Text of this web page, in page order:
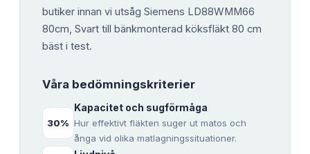
butiker innan vi utsåg Siemens LD88WMM66
80cm, Svart till bänkmonterad köksfläkt 80 cm
bäst i test.
Våra bedömningskriterier
30%
Kapacitet och sugförmåga
Hur effektivt fläkten suger ut matos och
ånga vid olika matlagningssituationer.